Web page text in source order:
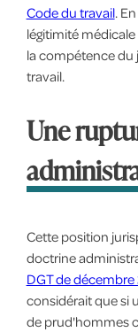
Code du travail.
légitimité
la compétence du
travail.
Une
Cette position
doctrine
DGT de décembre
considérait que si
de prud'hommes